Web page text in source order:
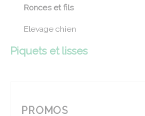
Ronces et fils
Elevage chien
Piquets et lisses
PROMOS